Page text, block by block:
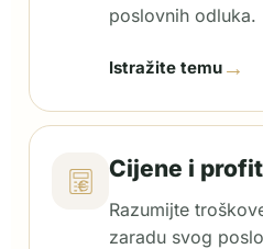
poslovnih odluka.
Istražite temu →
Cijene i
Razumijte
zaradu svog